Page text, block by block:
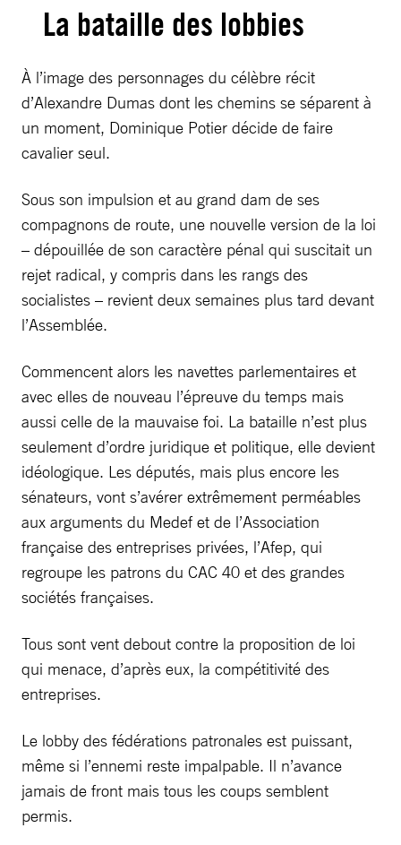
La bataille des lobbies
À l’image des personnages du célèbre récit
d’Alexandre Dumas dont les chemins se séparent à
un moment, Dominique Potier décide de faire
cavalier seul.
Sous son impulsion et au grand dam de ses
compagnons de route, une nouvelle version de la loi
– dépouillée de son caractère pénal qui suscitait un
rejet radical, y compris dans les rangs des
socialistes – revient deux semaines plus tard devant
l’Assemblée.
Commencent alors les navettes parlementaires et
avec elles de nouveau l’épreuve du temps mais
aussi celle de la mauvaise foi. La bataille n’est plus
seulement d’ordre juridique et politique, elle devient
idéologique. Les députés, mais plus encore les
sénateurs, vont s’avérer extrêmement perméables
aux arguments du Medef et de l’Association
française des entreprises privées, l’Afep, qui
regroupe les patrons du CAC 40 et des grandes
sociétés françaises.
Tous sont vent debout contre la proposition de loi
qui menace, d’après eux, la compétitivité des
entreprises.
Le lobby des fédérations patronales est puissant,
même si l’ennemi reste impalpable. Il n’avance
jamais de front mais tous les coups semblent
permis.